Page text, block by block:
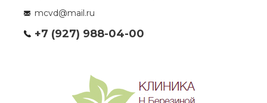
mcvd@mail.ru
+7 (927) 988-04-00